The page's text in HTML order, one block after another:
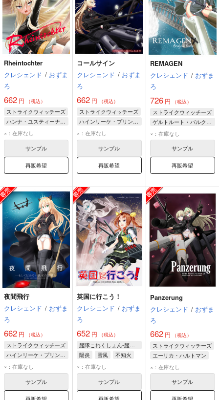
Rheintochter
クレシェンド / おずま
ろ
662 円 （税込）
ストライクウィッチーズ
ハンナ・ユスティーナ・マルセイユ
×：在庫なし
サンプル
再販希望
コールサイン
クレシェンド / おずま
ろ
662 円 （税込）
ストライクウィッチーズ
ハインリーケ・プリンツェシン・ツー・ザイン・ウィトゲンシュタイン
サーニャ・V・リトヴャク
×：在庫なし
サンプル
再販希望
REMAGEN
クレシェンド / おずま
ろ
726円 （税込）
ストライクウィッチーズ
ゲルトルート・バルクホルン
エーリカ・ハルトマン
アドルフィーネ・ガランド
×：在庫なし
サンプル
再販希望
夜間飛行
クレシェンド / おずま
ろ
662 円 （税込）
ストライクウィッチーズ
ハインリーケ・プリンツェシン・ツー・ザイン・ウィトゲンシュタイン
管野直枝
×：在庫なし
サンプル
英国に行こう！
クレシェンド / おずま
ろ
652 円 （税込）
艦隊これくしょん-艦これ-
陽炎
雪風
不知火
×：在庫なし
サンプル
Panzerung
クレシェンド / おずま
ろ
662円 （税込）
ストライクウィッチーズ
エーリカ・ハルトマン
×：在庫なし
サンプル